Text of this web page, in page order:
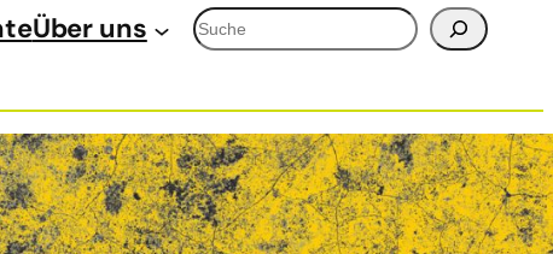
Über uns Suchen